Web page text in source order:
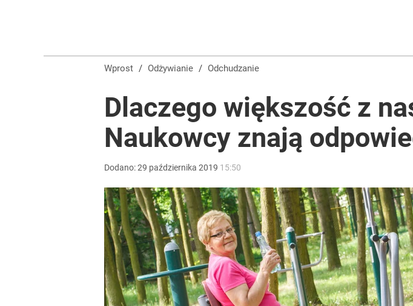
Tego sondażu premier nie może zlekceważyć. Polacy o przywróceniu CPN
Wprost / Odżywianie / Odchudzanie
Dlaczego większość z
Naukowcy znają
Dodano:29 października 2019 15:50